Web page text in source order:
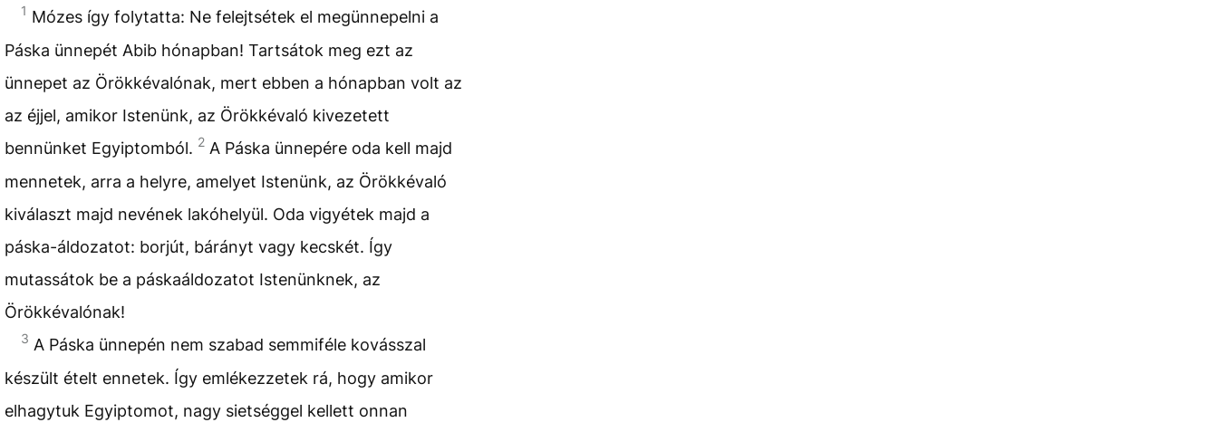
1 Mózes így folytatta: Ne felejtsétek el megünnepelni a
Páska ünnepét Abib hónapban! Tartsátok meg ezt az
ünnepet az Örökkévalónak, mert ebben a hónapban volt az
az éjjel, amikor Istenünk, az Örökkévaló kivezetett
bennünket Egyiptomból. 2 A Páska ünnepére oda kell majd
mennetek, arra a helyre, amelyet Istenünk, az Örökkévaló
kiválaszt majd nevének lakóhelyül. Oda vigyétek majd a
páska-áldozatot: borjút, bárányt vagy kecskét. Így
mutassátok be a páskaáldozatot Istenünknek, az
Örökkévalónak!
3 A Páska ünnepén nem szabad semmiféle kovásszal
készült ételt ennetek. Így emlékezzetek rá, hogy amikor
elhagytuk Egyiptomot, nagy sietséggel kellett onnan